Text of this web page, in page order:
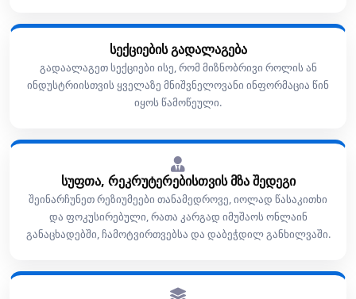
სექციების გადალაგება
გადაალაგეთ სექციები ისე, რომ მიზნობრივი როლის ან
ინდუსტრიისთვის ყველაზე მნიშვნელოვანი ინფორმაცია წინ
იყოს წამოწეული.
სუფთა, რეკრუტერებისთვის მზა შედეგი
შეინარჩუნეთ რეზიუმეები თანამედროვე, იოლად წასაკითხი
და ფოკუსირებული, რათა კარგად იმუშაოს ონლაინ
განაცხადებში, ჩამოტვირთვებსა და დაბეჭდილ განხილვაში.